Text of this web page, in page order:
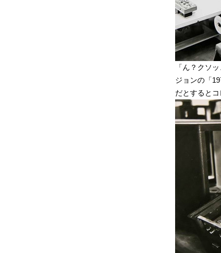
「ん？クソ
ジョンの「
だとすると